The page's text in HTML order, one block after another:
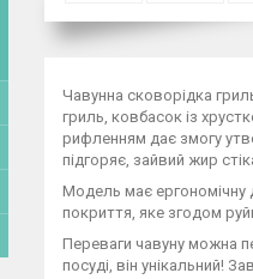
Чавунна сковорідка
гриль, ковбасок із
рифленням дає змогу
підгоряє, зайвий жир
Модель має ергономічну
покриття, яке згодом
Переваги чавуну можна
посуді, він унікальний!